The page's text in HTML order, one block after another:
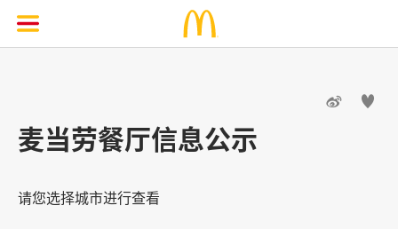
 
麦当劳餐厅信息公示
请您选择城市进行查看